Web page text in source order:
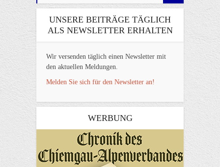
UNSERE BEITRÄGE TÄGLICH
ALS NEWSLETTER ERHALTEN
Wir versenden täglich einen Newsletter mit
den aktuellen Meldungen.
Melden Sie sich für den Newsletter an!
WERBUNG